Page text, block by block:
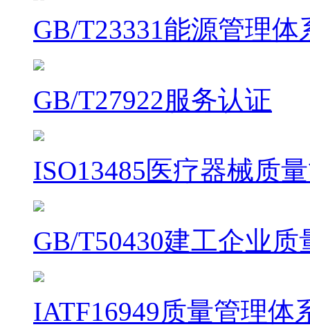
GB/T23331能源管理体
GB/T27922服务认证
ISO13485医疗器械质
GB/T50430建工企业
IATF16949质量管理体